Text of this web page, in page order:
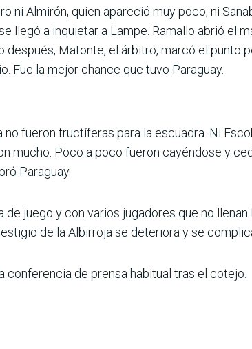
ni Almirón, quien apareció muy poco, ni
llegó a inquietar a Lampe. Ramallo abrió el
Matonte, el árbitro, marcó el punto
Fue la mejor chance que tuvo Paraguay.
fueron fruc­tíferas para la escuadra. Ni
mucho. Poco a poco fueron cayéndose y
Paraguay.
juego y con varios jugadores que no
de la Albirroja se deteriora y se
conferen­cia de prensa habitual tras el cotejo.